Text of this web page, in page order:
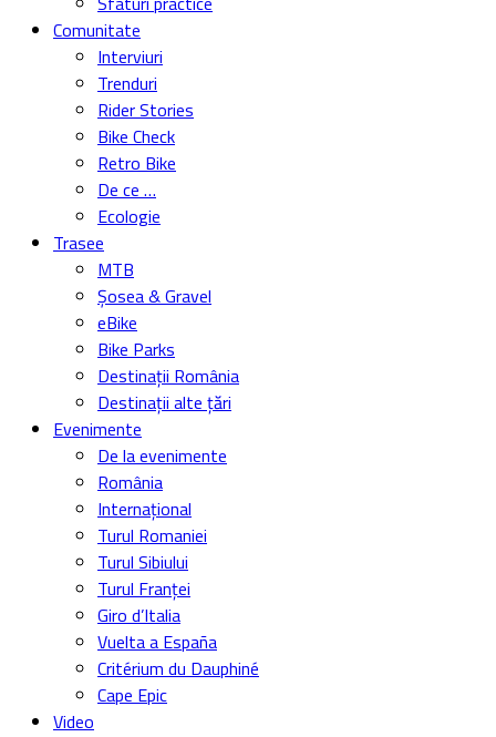
Comunitate
Interviuri
Trenduri
Rider Stories
Bike Check
Retro Bike
De ce …
Ecologie
Trasee
MTB
Șosea & Gravel
eBike
Bike Parks
Destinații România
Destinații alte țări
Evenimente
De la evenimente
România
Internațional
Turul Romaniei
Turul Sibiului
Turul Franței
Giro d’Italia
Vuelta a España
Critérium du Dauphiné
Cape Epic
Video